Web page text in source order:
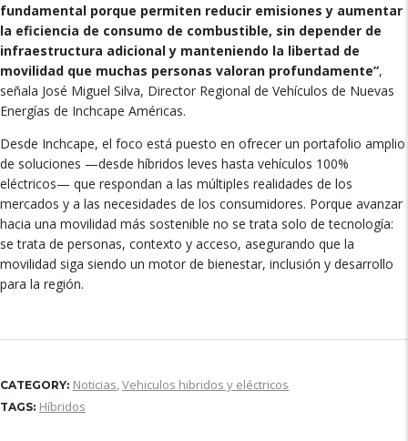
fundamental porque permiten reducir emisiones y aumentar
la eficiencia de consumo de combustible, sin depender de
infraestructura adicional y manteniendo la libertad de
movilidad que muchas personas valoran profundamente”,
señala José Miguel Silva, Director Regional de Vehículos de Nuevas
Energías de Inchcape Américas.
Desde Inchcape, el foco está puesto en ofrecer un portafolio amplio
de soluciones —desde híbridos leves hasta vehículos 100%
eléctricos— que respondan a las múltiples realidades de los
mercados y a las necesidades de los consumidores. Porque avanzar
hacia una movilidad más sostenible no se trata solo de tecnología:
se trata de personas, contexto y acceso, asegurando que la
movilidad siga siendo un motor de bienestar, inclusión y desarrollo
para la región.
CATEGORY: Noticias,Vehiculos hibridos y eléctricos
TAGS: Híbridos